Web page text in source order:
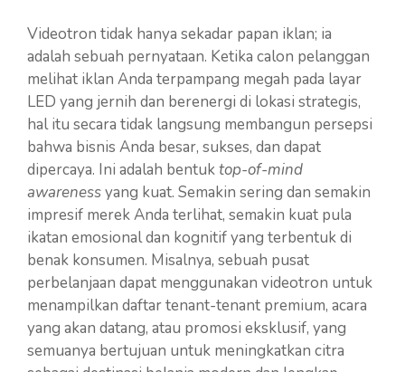
Videotron tidak hanya sekadar papan iklan; ia
adalah sebuah pernyataan. Ketika calon pelanggan
melihat iklan Anda terpampang megah pada layar
LED yang jernih dan berenergi di lokasi strategis,
hal itu secara tidak langsung membangun persepsi
bahwa bisnis Anda besar, sukses, dan dapat
dipercaya. Ini adalah bentuktop-of-mind
awarenessyang kuat. Semakin sering dan semakin
impresif merek Anda terlihat, semakin kuat pula
ikatan emosional dan kognitif yang terbentuk di
benak konsumen. Misalnya, sebuah pusat
perbelanjaan dapat menggunakan videotron untuk
menampilkan daftar tenant-tenant premium, acara
yang akan datang, atau promosi eksklusif, yang
semuanya bertujuan untuk meningkatkan citra